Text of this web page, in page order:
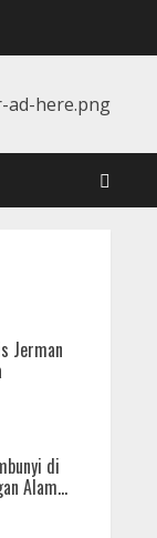
Jerman
di
Alam